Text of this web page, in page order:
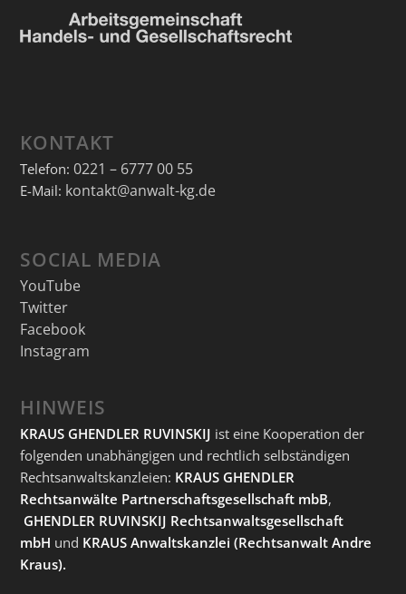
KONTAKT
Telefon: 0221 – 6777 00 55
E-Mail: kontakt@anwalt-kg.de
SOCIAL MEDIA
YouTube
Twitter
Facebook
Instagram
HINWEIS
KRAUS GHENDLER RUVINSKIJ ist eine Kooperation der
folgenden unabhängigen und rechtlich selbständigen
Rechtsanwaltskanzleien: KRAUS GHENDLER
Rechtsanwälte Partnerschaftsgesellschaft mbB,
GHENDLER RUVINSKIJ Rechtsanwaltsgesellschaft
mbH und KRAUS Anwaltskanzlei (Rechtsanwalt Andre
Kraus).